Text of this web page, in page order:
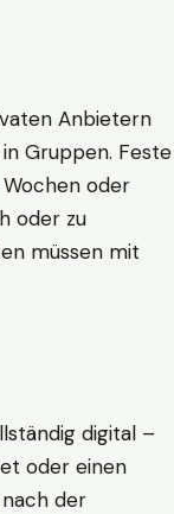
Anbietern
Gruppen. Feste
oder
oder zu
müssen mit
digital –
oder einen
der